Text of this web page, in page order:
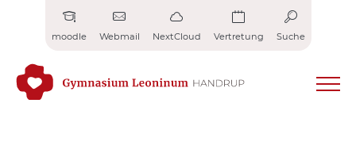
moodle Webmail NextCloud Vertretung Suche